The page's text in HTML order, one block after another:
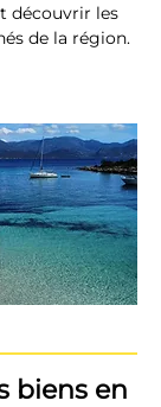
découvrir les
de la région.
biens en